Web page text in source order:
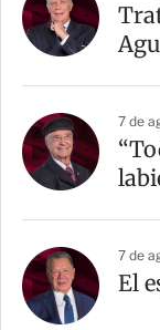
7 de
7 de
El